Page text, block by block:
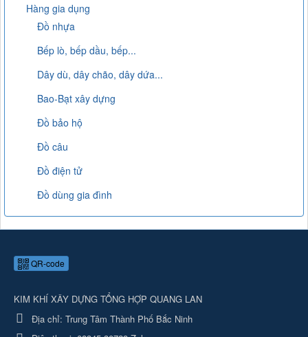
Hàng gia dụng
Đồ nhựa
Bếp lò, bếp dầu, bếp...
Dây dù, dây chão, dây dứa...
Bao-Bạt xây dựng
Đồ bảo hộ
Đồ câu
Đồ điện tử
Đồ dùng gia đình
QR-code
KIM KHÍ XÂY DỰNG TỔNG HỢP QUANG LAN
Địa chỉ: Trung Tâm Thành Phố Bắc Ninh